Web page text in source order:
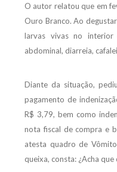
O autor relatou que em
Ouro Branco. Ao
larvas vivas no
abdominal, diarreia,
Diante da situação,
pagamento de
R$ 3,79, bem como
nota fiscal de compra e
atesta quadro de
queixa, consta: ¿Acha